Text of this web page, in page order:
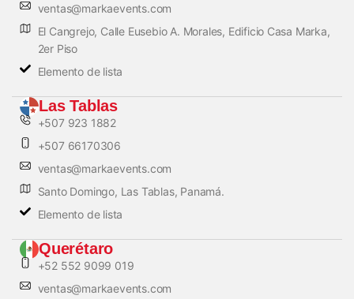
ventas@markaevents.com
El Cangrejo, Calle Eusebio A. Morales, Edificio Casa Marka,
2er Piso
Elemento de lista
Las Tablas
+507 923 1882
+507 66170306
ventas@markaevents.com
Santo Domingo, Las Tablas, Panamá.
Elemento de lista
Querétaro
+52 552 9099 019
ventas@markaevents.com